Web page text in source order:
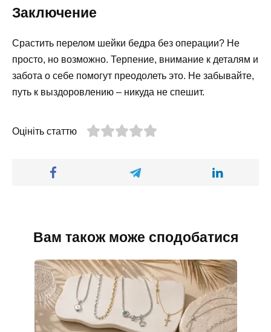
Заключение
Срастить перелом шейки бедра без операции? Не
просто, но возможно. Терпение, внимание к деталям и
забота о себе помогут преодолеть это. Не забывайте,
путь к выздоровлению – никуда не спешит.
Оцініть статтю
Вам також може сподобатися